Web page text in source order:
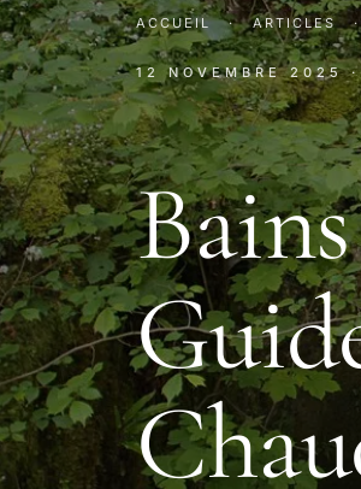
ACCUEIL · ARTICLES ·
12 NOVEMBRE 2025